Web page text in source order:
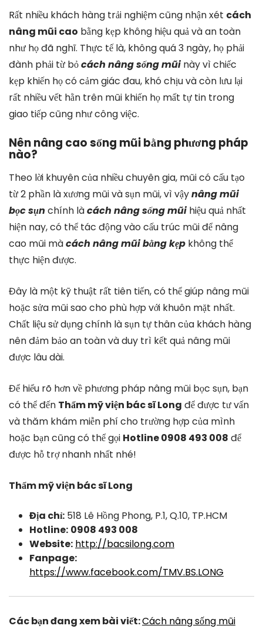
Rất nhiều khách hàng trải nghiệm cũng nhận xét cách
nâng mũi cao bằng kẹp không hiệu quả và an toàn
như họ đã nghĩ. Thực tế là, không quá 3 ngày, họ phải
đành phải từ bỏcách nângsống mũinày vì chiếc
kẹp khiến họ có cảm giác đau, khó chịu và còn lưu lại
rất nhiều vết hằn trên mũi khiến họ mất tự tin trong
giao tiếp cũng như công việc.
Nên nâng cao sống mũi bằng phương pháp
nào?
Theo lời khuyên của nhiều chuyên gia, mũi có cấu tạo
từ 2 phần là xương mũi và sụn mũi, vì vậynâng mũi
bọc sụn chính làcách nâng sống mũihiệu quả nhất
hiện nay, có thể tác động vào cấu trúc mũi để nâng
cao mũi màcách nâng mũi bằng kẹp không thể
thực hiện được.
Đây là một kỹ thuật rất tiên tiến, có thể giúp nâng mũi
hoặc sửa mũi sao cho phù hợp với khuôn mặt nhất.
Chất liệu sử dụng chính là sụn tự thân của khách hàng
nên đảm bảo an toàn và duy trì kết quả nâng mũi
được lâu dài.
Để hiểu rõ hơn về phương pháp nâng mũi bọc sụn, bạn
có thể đến Thẩm mỹ viện bác sĩ Long để được tư vấn
và thăm khám miễn phí cho trường hợp của mình
hoặc bạn cũng có thể gọi Hotline 0908 493 008 để
được hỗ trợ nhanh nhất nhé!
Thẩm mỹ viện bác sĩ Long
Địa chỉ: 518 Lê Hồng Phong, P.1, Q.10, TP.HCM
Hotline: 0908 493 008
Website: http://bacsilong.com
Fanpage:
https://www.facebook.com/TMV.BS.LONG
Các bạn đang xem bài viết:Cách nâng sống mũi